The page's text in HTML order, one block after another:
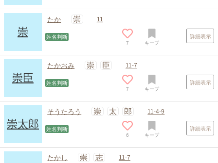
崇
たか 崇 11
姓名判断
7 キープ
詳細表示
崇臣
たかおみ 崇 臣 11-7
姓名判断
7 キープ
詳細表示
崇太郎
そうたろう 崇 太 郎 11-4-9
姓名判断
6 キープ
詳細表示
たかし 崇 志 11-7